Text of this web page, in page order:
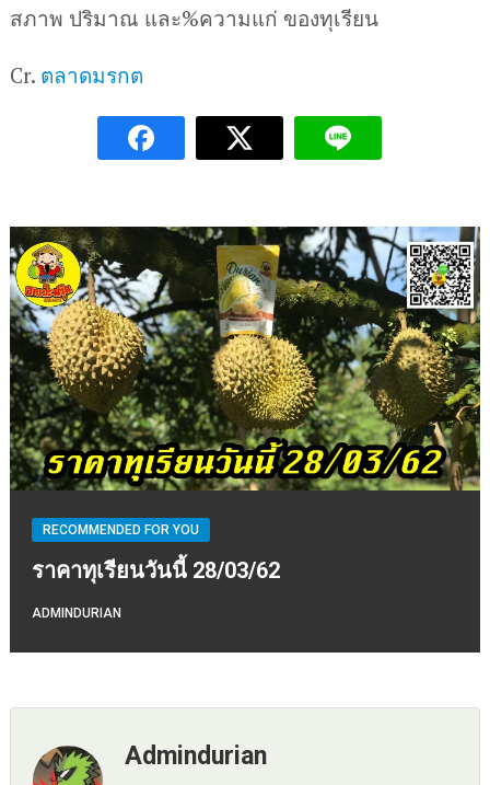
สภาพ ปริมาณ และ%ความแก่ ของทุเรียน
Cr. ตลาดมรกต
RECOMMENDED FOR YOU
ราคาทุเรียนวันนี้ 28/03/62
ADMINDURIAN
Admindurian